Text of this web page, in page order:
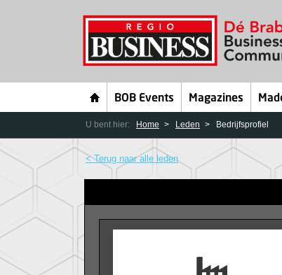
BOB Events Magazines
U bent hier: Home Leden Bedrijfsprofiel
< Terug naar alle leden